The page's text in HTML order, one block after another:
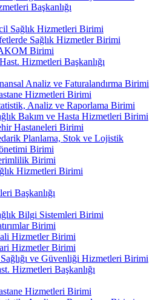
Başkanlığı
Sağlık Hizmetleri Birimi
Sağlık Hizmetler Birimi
Birimi
Hizmetleri Başkanlığı
Analiz ve Faturalandırma Birimi
Hizmetleri Birimi
Analiz ve Raporlama Birimi
Bakım ve Hasta Hizmetleri Birimi
Hastaneleri Birimi
Planlama, Stok ve Lojistik
Birimi
Birimi
Hizmetleri Birimi
Başkanlığı
Bilgi Sistemleri Birimi
Birimi
Hizmetler Birimi
Hizmetler Birimi
ve Güvenliği Hizmetleri Birimi
Hizmetleri Başkanlığı
Hizmetleri Birimi